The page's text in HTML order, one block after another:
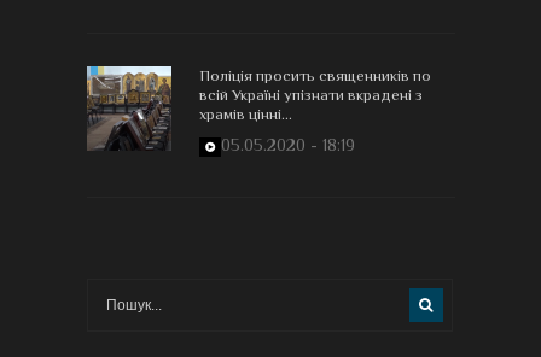
Поліція просить священників по
всій Україні упізнати вкрадені з
храмів цінні...
05.05.2020 - 18:19